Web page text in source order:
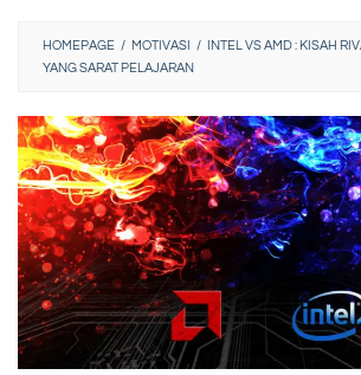
HOMEPAGE / MOTIVASI /
INTEL VS AMD : KISAH
YANG SARAT PELAJARAN